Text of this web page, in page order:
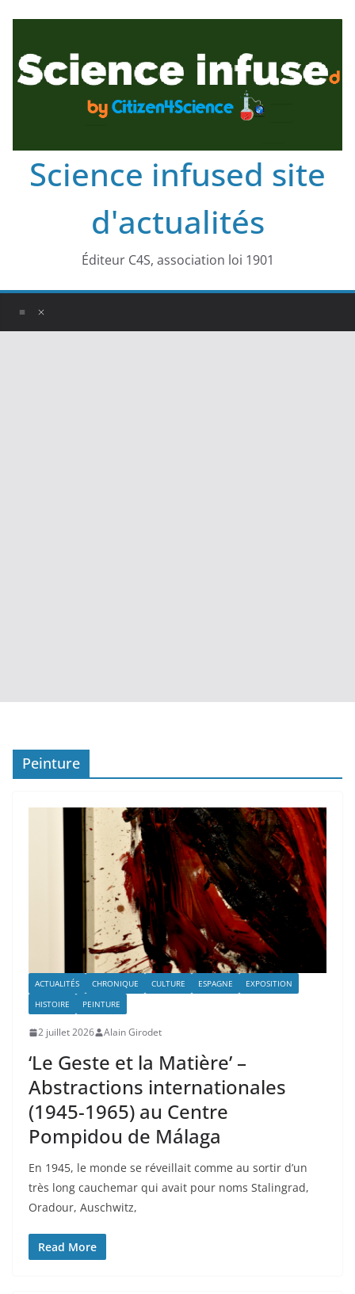
Science infused site
d'actualités
Éditeur C4S, association loi 1901
Peinture
ACTUALITÉS CHRONIQUE CULTURE ESPAGNE
EXPOSITION
HISTOIRE
PEINTURE
2 juillet 2026 Alain Girodet
‘Le Geste et la Matière’ –
Abstractions internationales
(1945-1965) au Centre
Pompidou de Málaga
En 1945, le monde se réveillait comme au sortir d’un
très long cauchemar qui avait pour noms Stalingrad,
Oradour, Auschwitz,
Read More